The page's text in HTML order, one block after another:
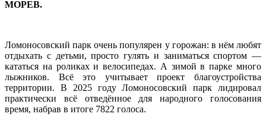
МОРЕВ.
Ломоносовский парк очень популярен у горожан: в нём любят
отдыхать с детьми, просто гулять и заниматься спортом —
кататься на роликах и велосипедах. А зимой в парке много
лыжников. Всё это учитывает проект благоустройства
территории. В 2025 году Ломоносовский парк лидировал
практически всё отведённое для народного голосования
время, набрав в итоге 7822 голоса.